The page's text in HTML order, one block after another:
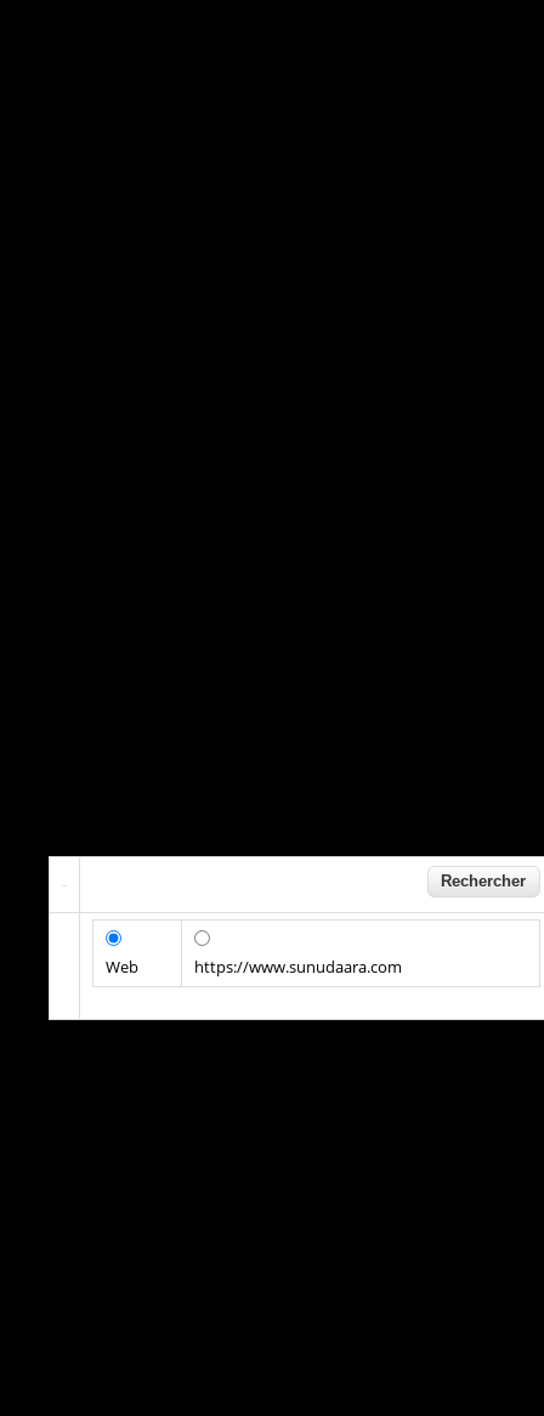
Web https://www.sunudaara.com